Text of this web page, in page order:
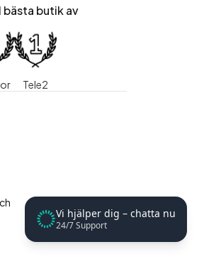
Vi hjälper dig – chatta nu
24/7 Support
butik av
Tele2